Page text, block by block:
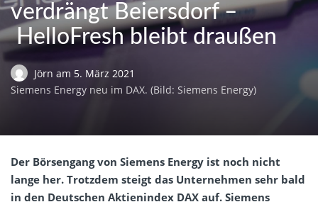
verdrängt Beiersdorf –
HelloFresh bleibt draußen
Jörn am 5. März 2021
Siemens Energy neu im DAX. (Bild: Siemens Energy)
Der Börsengang von Siemens Energy ist noch nicht
lange her. Trotzdem steigt das Unternehmen sehr bald
in den Deutschen Aktienindex DAX auf. Siemens